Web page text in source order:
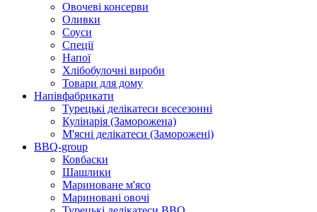
Овочеві консерви
Оливки
Соуси
Спеції
Напої
Хлібобулочні вироби
Товари для дому
Напівфабрикати
Турецькі делікатеси всесезонні
Кулінарія (Заморожена)
М'ясні делікатеси (Заморожені)
BBQ-group
Ковбаски
Шашлики
Мариноване м'ясо
Мариновані овочі